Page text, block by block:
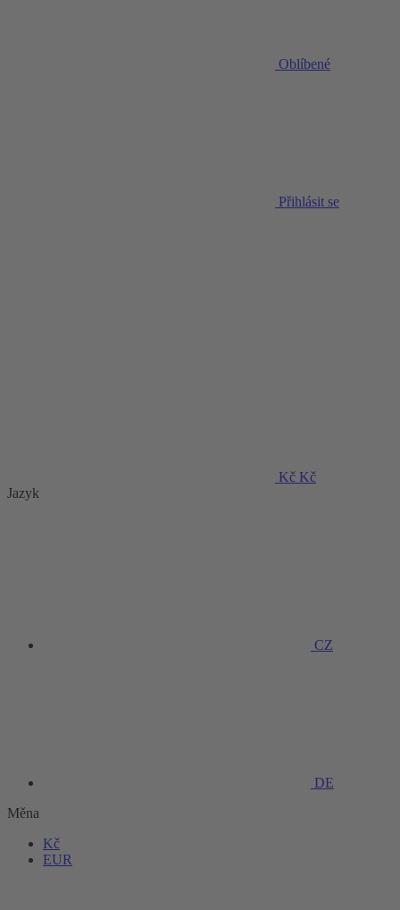
Oblíbené
Přihlásit se
Kč Kč
Jazyk
CZ
DE
Měna
Kč
EUR